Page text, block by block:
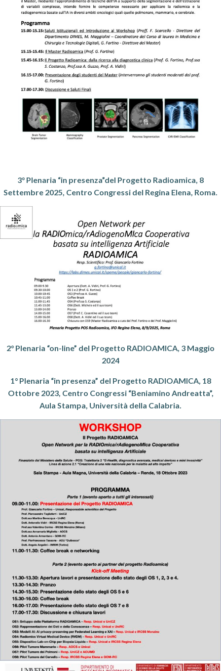
3° Plenaria “in presenza”del Progetto Radioamica, 8
Settembre 2025, Centro Congressi del Regina Elena, Roma.
2° Plenaria “on-line” del Progetto RADIOAMICA, 3 Maggio
2024
1° Plenaria “in presenza” del Progetto RADIOAMICA, 18
Ottobre 2023, Centro Congressi “Beniamino Andreatta”,
Aula Stampa, Università della Calabria.